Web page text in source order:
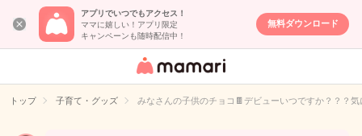
アプリでいつでもアクセス！
ママに嬉しい！アプリ限定
キャンペーンも随時配信中！
無料ダウンロード
女性専用匿名QA
イト
トップ 子育て・グッズ みなさんの子供のチョコ🍫デビューいつですか？？？